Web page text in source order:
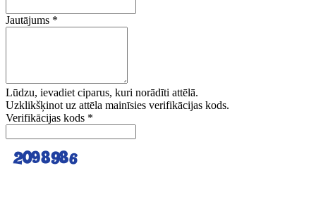
Jautājums *
Lūdzu, ievadiet ciparus, kuri norādīti attēlā.
Uzklikšķinot uz attēla mainīsies verifikācijas kods.
Verifikācijas kods *